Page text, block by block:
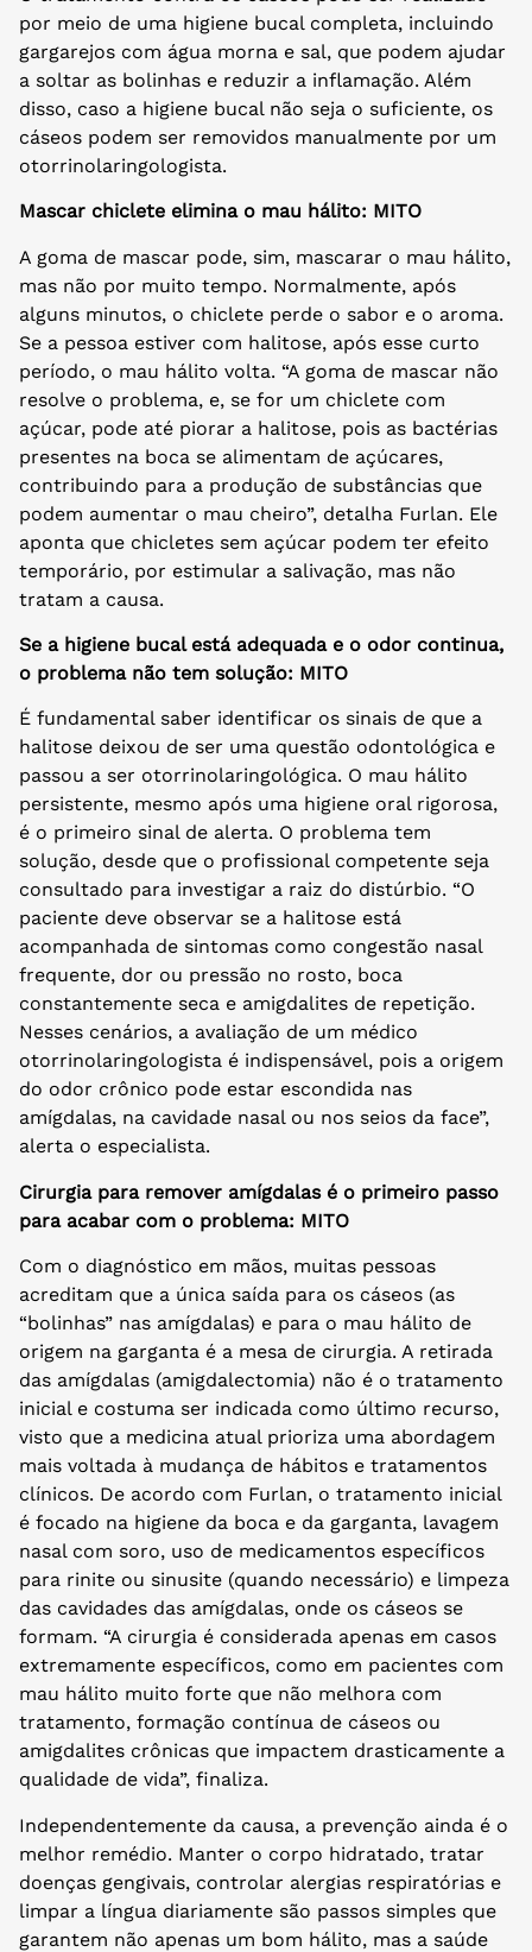
por meio de uma higiene bucal completa, incluindo
gargarejos com água morna e sal, que podem ajudar
a soltar as bolinhas e reduzir a inflamação. Além
disso, caso a higiene bucal não seja o suficiente, os
cáseos podem ser removidos manualmente por um
otorrinolaringologista.
Mascar chiclete elimina o mau hálito: MITO
A goma de mascar pode, sim, mascarar o mau hálito,
mas não por muito tempo. Normalmente, após
alguns minutos, o chiclete perde o sabor e o aroma.
Se a pessoa estiver com halitose, após esse curto
período, o mau hálito volta. “A goma de mascar não
resolve o problema, e, se for um chiclete com
açúcar, pode até piorar a halitose, pois as bactérias
presentes na boca se alimentam de açúcares,
contribuindo para a produção de substâncias que
podem aumentar o mau cheiro”, detalha Furlan. Ele
aponta que chicletes sem açúcar podem ter efeito
temporário, por estimular a salivação, mas não
tratam a causa.
Se a higiene bucal está adequada e o odor continua,
o problema não tem solução: MITO
É fundamental saber identificar os sinais de que a
halitose deixou de ser uma questão odontológica e
passou a ser otorrinolaringológica. O mau hálito
persistente, mesmo após uma higiene oral rigorosa,
é o primeiro sinal de alerta. O problema tem
solução, desde que o profissional competente seja
consultado para investigar a raiz do distúrbio. “O
paciente deve observar se a halitose está
acompanhada de sintomas como congestão nasal
frequente, dor ou pressão no rosto, boca
constantemente seca e amigdalites de repetição.
Nesses cenários, a avaliação de um médico
otorrinolaringologista é indispensável, pois a origem
do odor crônico pode estar escondida nas
amígdalas, na cavidade nasal ou nos seios da face”,
alerta o especialista.
Cirurgia para remover amígdalas é o primeiro passo
para acabar com o problema: MITO
Com o diagnóstico em mãos, muitas pessoas
acreditam que a única saída para os cáseos (as
“bolinhas” nas amígdalas) e para o mau hálito de
origem na garganta é a mesa de cirurgia. A retirada
das amígdalas (amigdalectomia) não é o tratamento
inicial e costuma ser indicada como último recurso,
visto que a medicina atual prioriza uma abordagem
mais voltada à mudança de hábitos e tratamentos
clínicos. De acordo com Furlan, o tratamento inicial
é focado na higiene da boca e da garganta, lavagem
nasal com soro, uso de medicamentos específicos
para rinite ou sinusite (quando necessário) e limpeza
das cavidades das amígdalas, onde os cáseos se
formam. “A cirurgia é considerada apenas em casos
extremamente específicos, como em pacientes com
mau hálito muito forte que não melhora com
tratamento, formação contínua de cáseos ou
amigdalites crônicas que impactem drasticamente a
qualidade de vida”, finaliza.
Independentemente da causa, a prevenção ainda é o
melhor remédio. Manter o corpo hidratado, tratar
doenças gengivais, controlar alergias respiratórias e
limpar a língua diariamente são passos simples que
garantem não apenas um bom hálito, mas a saúde